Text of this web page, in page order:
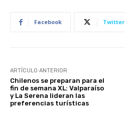
Facebook Twitter
ARTÍCULO ANTERIOR
Chilenos se preparan para el
fin de semana XL: Valparaíso
y La Serena lideran las
preferencias turísticas